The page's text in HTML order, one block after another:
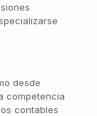
desde
competencia
contables